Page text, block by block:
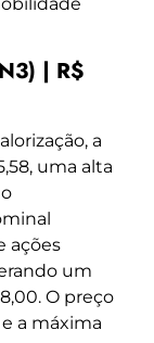
| R$
a
uma alta
ações
um
O preço
a máxima